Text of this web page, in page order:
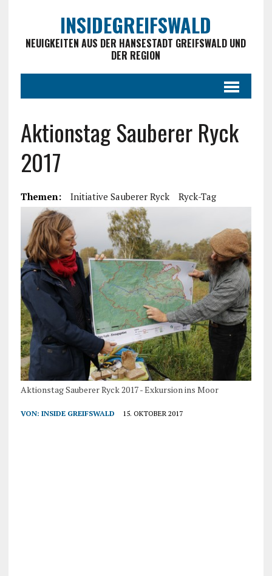
INSIDEGREIFSWALD
NEUIGKEITEN AUS DER HANSESTADT GREIFSWALD UND
DER REGION
Aktionstag Sauberer Ryck
2017
Themen: Initiative Sauberer Ryck Ryck-Tag
Aktionstag Sauberer Ryck 2017 - Exkursion ins Moor
VON: INSIDE GREIFSWALD 15. OKTOBER 2017